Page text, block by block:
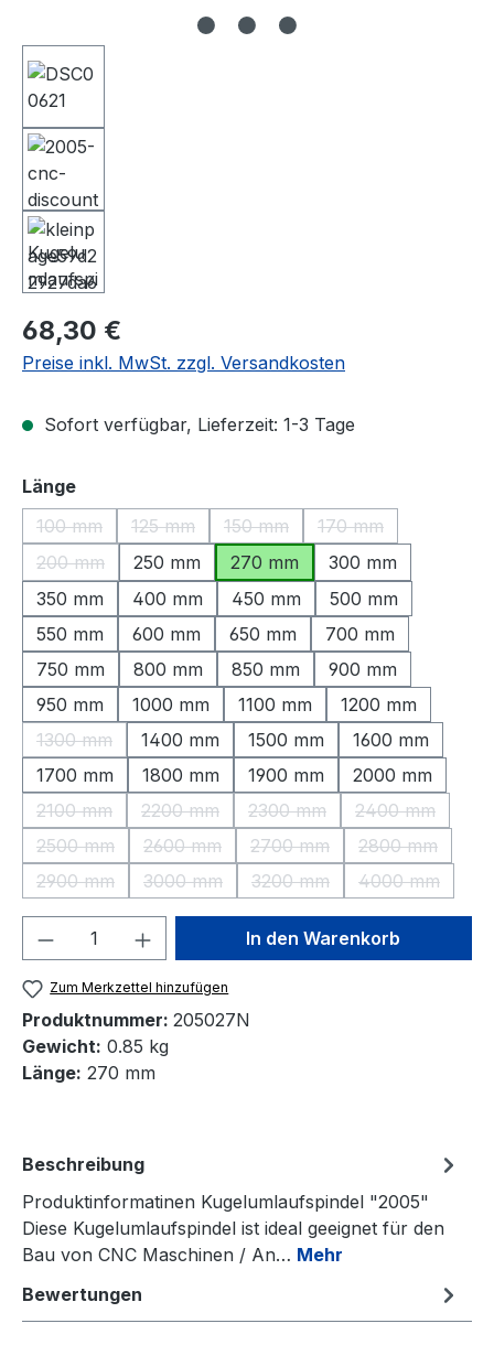
Regulärer Preis:
68,30 €
Preise inkl. MwSt. zzgl. Versandkosten
Sofort verfügbar, Lieferzeit: 1-3 Tage
Längeauswählen
100 mm
(Diese Option ist zurzeit nicht verfügbar.)
125 mm
(Diese Option ist zurzeit nicht verfügbar.)
150 mm
(Diese Option ist zurzeit nicht
170 mm
(Diese Option ist
200 mm
(Diese Option ist zurzeit nicht verfügbar.)
250 mm 270 mm
300 mm
350 mm
400 mm 450 mm
500 mm
550 mm
600 mm 650 mm
700 mm
750 mm
800 mm 850 mm
900 mm
950 mm
1000 mm 1100 mm
1200 mm
1300 mm
(Diese Option ist zurzeit nicht verfügbar.)
1400 mm 1500 mm
1600 mm
1700 mm
1800 mm 1900 mm
2000 mm
2100 mm
(Diese Option ist zurzeit nicht verfügbar.)
2200 mm
(Diese Option ist zurzeit nicht verfügbar.)
2300 mm
(Diese Option ist zurzeit
2400 mm
(Diese
2500 mm
(Diese Option ist zurzeit nicht verfügbar.)
2600 mm
(Diese Option ist zurzeit nicht verfügbar.)
2700 mm
(Diese Option ist zurzeit
2800 mm
(Diese
2900 mm
(Diese Option ist zurzeit nicht verfügbar.)
3000 mm
(Diese Option ist zurzeit nicht verfügbar.)
3200 mm
(Diese Option ist zurzeit
4000 mm
(Diese
Produkt Anzahl: Gib denIn den Warenkorb
Zum Merkzettel hinzufügen
Produktnummer: 205027N
Gewicht: 0.85 kg
Länge: 270 mm
Beschreibung
Produktinformatinen Kugelumlaufspindel "2005"
Diese Kugelumlaufspindel ist ideal geeignet für den
Bau von CNC Maschinen / An… Mehr
Bewertungen